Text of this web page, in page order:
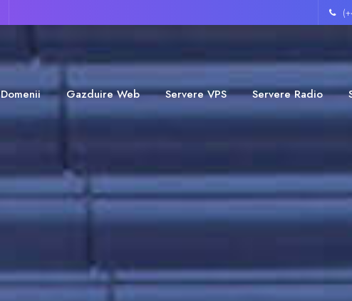
Domenii Gazduire Web Servere VPS Servere Radio